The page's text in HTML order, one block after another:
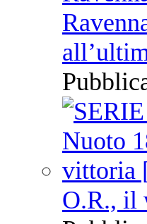
O.R., il